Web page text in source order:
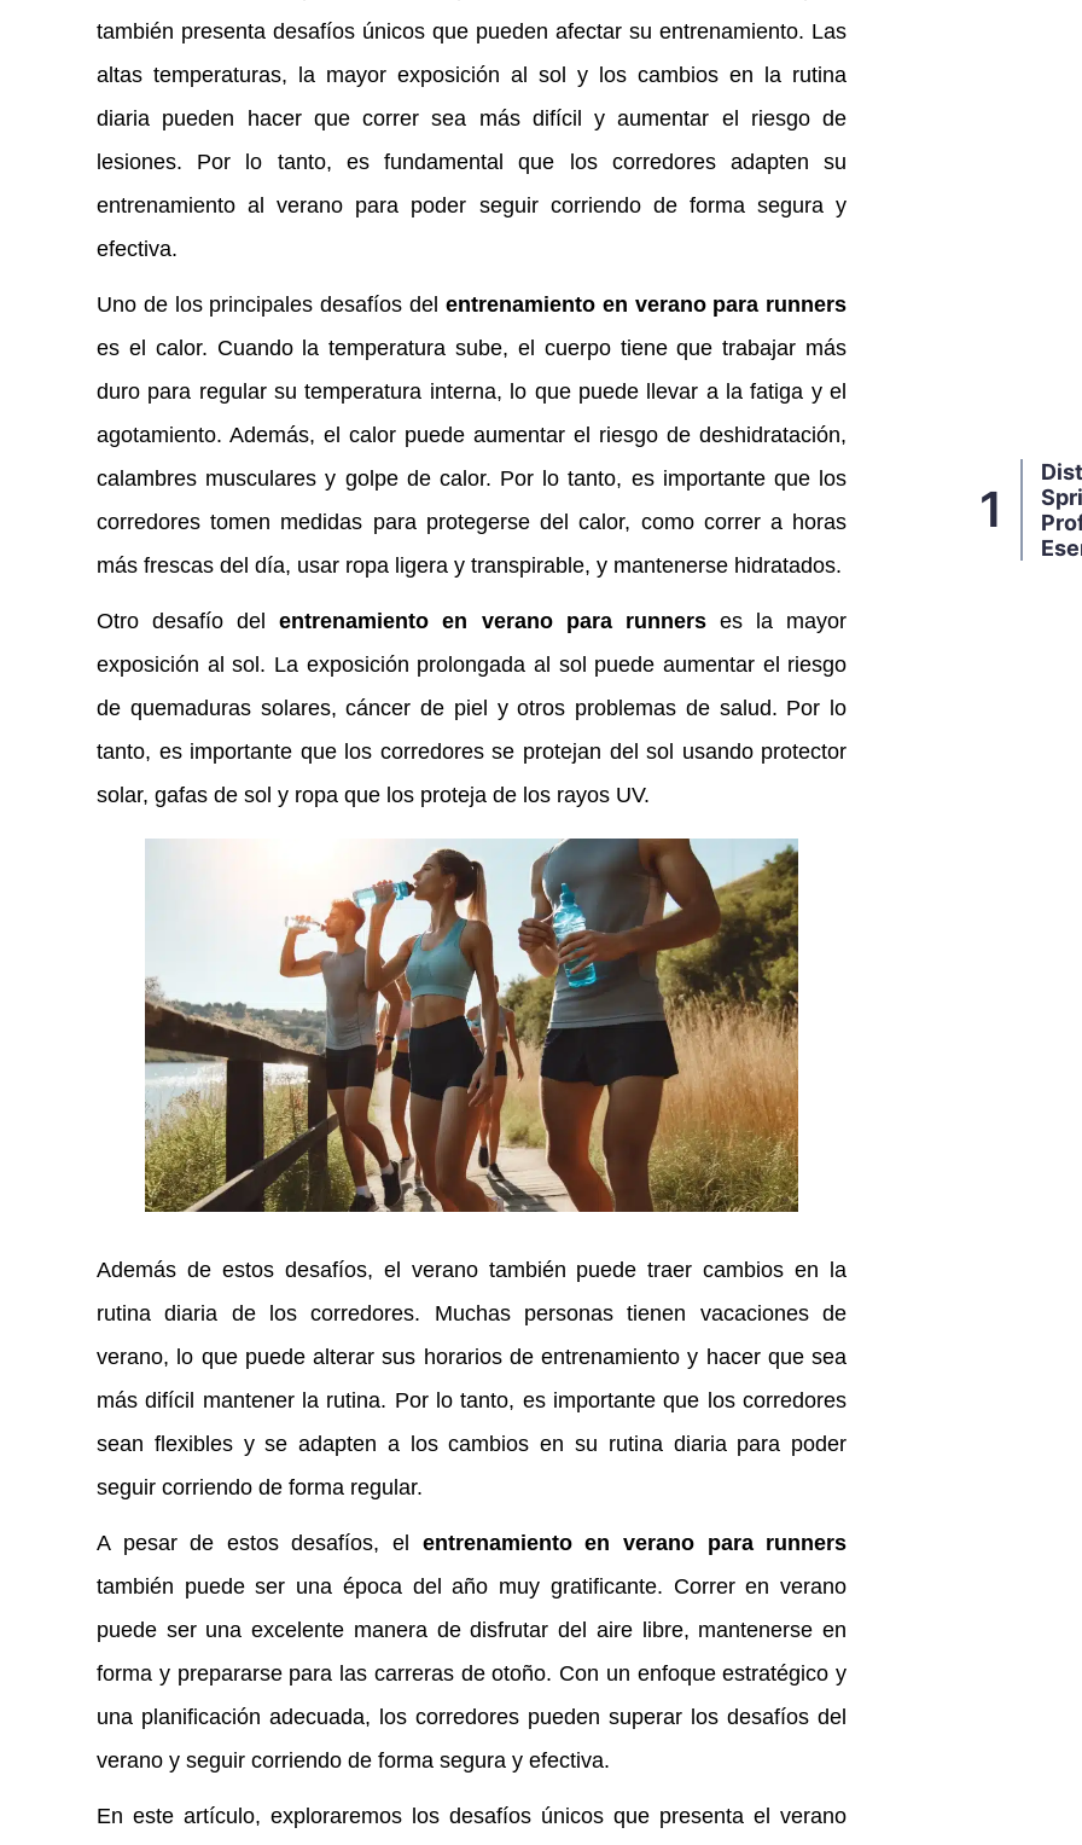
también presenta desafíos únicos que pueden afectar su entrenamiento. Las
altas temperaturas, la mayor exposición al sol y los cambios en la rutina
diaria pueden hacer que correr sea más difícil y aumentar el riesgo de
lesiones. Por lo tanto, es fundamental que los corredores adapten su
entrenamiento al verano para poder seguir corriendo de forma segura y
efectiva.
Uno de los principales desafíos del entrenamiento en verano para runners
es el calor. Cuando la temperatura sube, el cuerpo tiene que trabajar más
duro para regular su temperatura interna, lo que puede llevar a la fatiga y el
agotamiento. Además, el calor puede aumentar el riesgo de deshidratación,
calambres musculares y golpe de calor. Por lo tanto, es importante que los
corredores tomen medidas para protegerse del calor, como correr a horas
más frescas del día, usar ropa ligera y transpirable, y mantenerse hidratados.
Otro desafío delentrenamiento en verano para runnerses la mayor
exposición al sol. La exposición prolongada al sol puede aumentar el riesgo
de quemaduras solares, cáncer de piel y otros problemas de salud. Por lo
tanto, es importante que los corredores se protejan del sol usando protector
solar, gafas de sol y ropa que los proteja de los rayos UV.
Además de estos desafíos, el verano también puede traer cambios en la
rutina diaria de los corredores. Muchas personas tienen vacaciones de
verano, lo que puede alterar sus horarios de entrenamiento y hacer que sea
más difícil mantener la rutina. Por lo tanto, es importante que los corredores
sean flexibles y se adapten a los cambios en su rutina diaria para poder
seguir corriendo de forma regular.
A pesar de estos desafíos, el entrenamiento en verano para runners
también puede ser una época del año muy gratificante. Correr en verano
puede ser una excelente manera de disfrutar del aire libre, mantenerse en
forma y prepararse para las carreras de otoño. Con un enfoque estratégico y
una planificación adecuada, los corredores pueden superar los desafíos del
verano y seguir corriendo de forma segura y efectiva.
En este artículo, exploraremos los desafíos únicos que presenta el verano
1